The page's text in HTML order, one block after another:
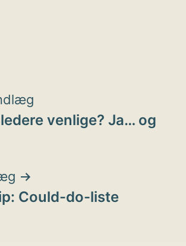
venlige? Ja… og
Could-do-liste